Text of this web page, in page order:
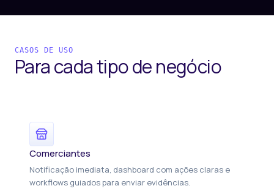
CASOS DE USO
Para cada tipode negócio
Comerciantes
Notificação imediata, dashboard com ações claras e
workflows guiados para enviar evidências.